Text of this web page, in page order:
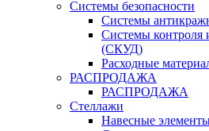
Системы безопасности
Системы
Системы контроля
(СКУД)
Расходные
РАСПРОДАЖА
РАСПРОДАЖА
Стеллажи
Навесные